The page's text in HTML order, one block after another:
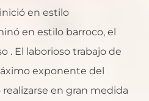
en estilo
en estilo barroco, el
. El laborioso trabajo de
exponente del
en gran medida